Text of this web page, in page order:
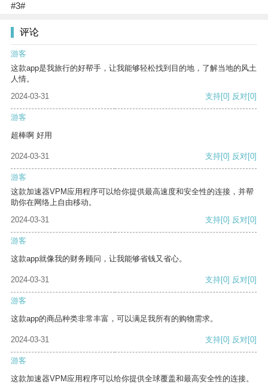
#3#
评论
游客
这款app是我旅行的好帮手，让我能够轻松找到目的地，了解当地的风土
人情。
2024-03-31
支持[0] 反对[0]
游客
超棒啊 好用
2024-03-31 支持[0] 反对[0]
游客
这款加速器VPM应用程序可以给你提供最高速度和安全性的连接，并帮
助你在网络上自由移动。
2024-03-31
支持[0] 反对[0]
游客
这款app就像我的财务顾问，让我能够省钱又省心。
2024-03-31 支持[0] 反对[0]
游客
这款app的商品种类非常丰富，可以满足我所有的购物需求。
2024-03-31 支持[0] 反对[0]
游客
这款加速器VPM应用程序可以给你提供全球覆盖和最高安全性的连接。